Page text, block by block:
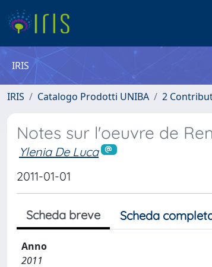
IRIS
IRIS Catalogo Prodotti UNIBA 2
Notes sur l'oeuvre de
Ylenia De Luca
2011-01-01
Scheda breve Scheda
Anno
2011